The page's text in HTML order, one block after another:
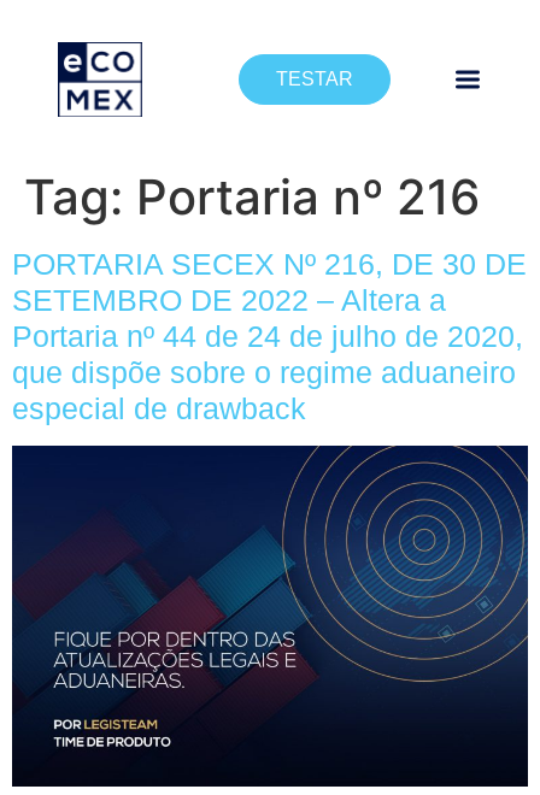
TESTAR
Tag: Portaria nº 216
PORTARIA SECEX Nº 216, DE 30 DE
SETEMBRO DE 2022 – Altera a
Portaria nº 44 de 24 de julho de 2020,
que dispõe sobre o regime aduaneiro
especial de drawback